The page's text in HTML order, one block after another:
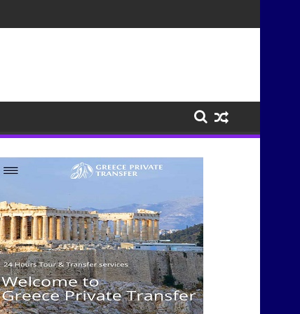
μέσα από τη μουσική